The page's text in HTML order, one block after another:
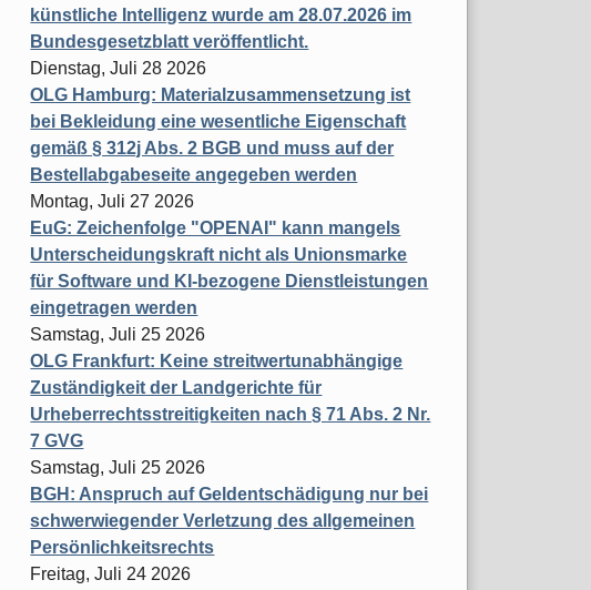
künstliche Intelligenz wurde am 28.07.2026 im
Bundesgesetzblatt veröffentlicht.
Dienstag, Juli 28 2026
OLG Hamburg: Materialzusammensetzung ist
bei Bekleidung eine wesentliche Eigenschaft
gemäß § 312j Abs. 2 BGB und muss auf der
Bestellabgabeseite angegeben werden
Montag, Juli 27 2026
EuG: Zeichenfolge "OPENAI" kann mangels
Unterscheidungskraft nicht als Unionsmarke
für Software und KI-bezogene Dienstleistungen
eingetragen werden
Samstag, Juli 25 2026
OLG Frankfurt: Keine streitwertunabhängige
Zuständigkeit der Landgerichte für
Urheberrechtsstreitigkeiten nach § 71 Abs. 2 Nr.
7 GVG
Samstag, Juli 25 2026
BGH: Anspruch auf Geldentschädigung nur bei
schwerwiegender Verletzung des allgemeinen
Persönlichkeitsrechts
Freitag, Juli 24 2026